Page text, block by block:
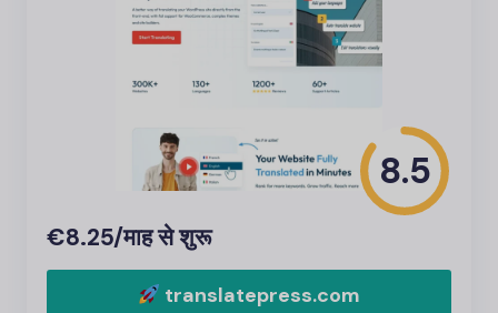
8.5
€8.25/माह से शुरू
translatepress.com